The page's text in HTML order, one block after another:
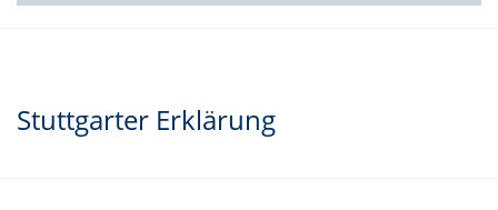
Stuttgarter Erklärung